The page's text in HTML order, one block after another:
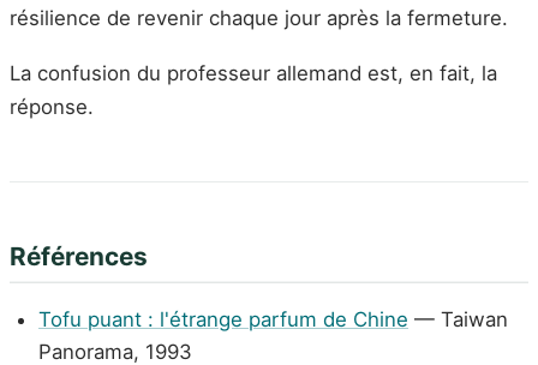
résilience de revenir chaque jour après la fermeture.
La confusion du professeur allemand est, en fait, la
réponse.
Références
Tofu puant : l'étrange parfum de Chine — Taiwan
Panorama, 1993